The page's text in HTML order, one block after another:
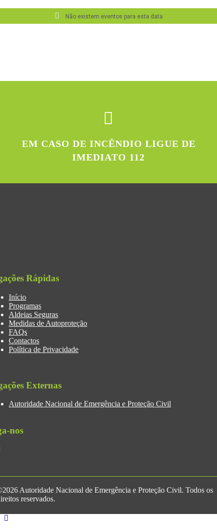
Não existem eventos para esta data
EM CASO DE INCÊNDIO LIGUE DE
IMEDIATO 112
Rápidas
Início
Programas
Aldeias Seguras
Medidas de Autoproteção
FAQs
Contactos
Política de Privacidade
Externas
Autoridade Nacional de Emergência e Proteção Civil
nos
Autoridade Nacional de Emergência e Proteção Civil. Todos os
reservados.